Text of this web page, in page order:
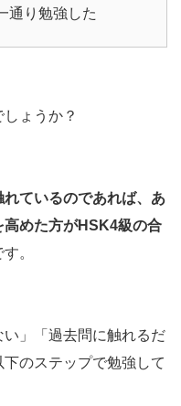
通り勉強した
ょうか？
ているのであれば、あ
高めた方がHSK4級の合
。
」「過去問に触れるだ
のステップで勉強して